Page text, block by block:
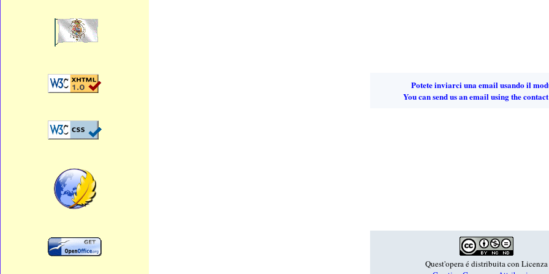
Potete inviarci una email usando il
You can send us an email using the
Quest'opera é distribuita con Licenza